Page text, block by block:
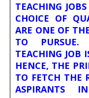
TEACHING
CHOICE OF
ARE ONE OF
TO PURSUE.
TEACHING JOB
HENCE, THE
TO FETCH THE
ASPIRANTS